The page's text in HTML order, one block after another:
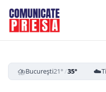
⛈️București21°/35° ☁️